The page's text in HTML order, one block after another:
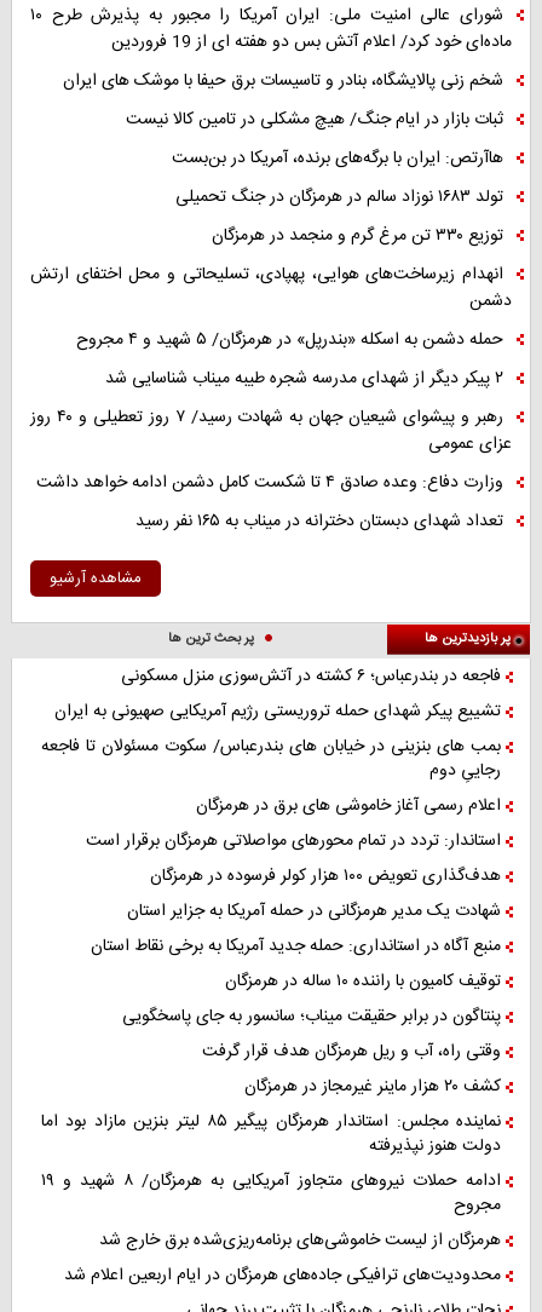
شورای عالی امنیت ملی: ایران آمریکا را مجبور به پذیرش طرح ۱۰
ماده‌ای خود کرد/ اعلام آتش بس دو هفته ای از 19 فروردین
شخم زنی پالایشگاه، بنادر و تاسیسات برق حیفا با موشک های ایران
ثبات بازار در ایام جنگ/ هیچ مشکلی در تامین کالا نیست
هاآرتص: ایران با برگه‌های برنده، آمریکا در بن‌بست
تولد ۱۶۸۳ نوزاد سالم در هرمزگان در جنگ تحمیلی
توزیع ۳۳۰ تن مرغ گرم و منجمد در هرمزگان
انهدام زیرساخت‌های هوایی، پهپادی، تسلیحاتی و محل اختفای ارتش
دشمن
حمله دشمن به اسکله «بندرپل» در هرمزگان/ ۵ شهید و ۴ مجروح
۲ پیکر دیگر از شهدای مدرسه شجره طیبه میناب شناسایی شد
رهبر و پیشوای شیعیان جهان به شهادت رسید/ ۷ روز تعطیلی و ۴۰ روز
عزای عمومی
وزارت دفاع: وعده صادق ۴ تا شکست کامل دشمن ادامه خواهد داشت
تعداد شهدای دبستان دخترانه در میناب به ۱۶۵ نفر رسید
مشاهده آرشیو
پر بازدیدترین ها پر بحث ترین ها
فاجعه در بندرعباس؛ ۶ کشته در آتش‌سوزی منزل مسکونی
تشییع پیکر شهدای حمله تروریستی رژیم آمریکایی صهیونی به ایران
بمب های بنزینی در خیابان های بندرعباس/ سکوت مسئولان تا فاجعه
رجاییِ دوم
اعلام رسمی آغاز خاموشی های برق در هرمزگان
استاندار: تردد در تمام محورهای مواصلاتی هرمزگان برقرار است
هدف‌گذاری تعویض ۱۰۰ هزار کولر فرسوده در هرمزگان
شهادت یک مدیر هرمزگانی در حمله آمریکا به جزایر استان
منبع آگاه در استانداری: حمله جدید آمریکا به برخی نقاط استان
توقیف کامیون با راننده ۱۰ ساله در هرمزگان
پنتاگون در برابر حقیقت میناب؛ سانسور به جای پاسخگویی
وقتی راه، آب و ریل هرمزگان هدف قرار گرفت
کشف ۲۰ هزار ماینر غیرمجاز در هرمزگان
نماینده مجلس: استاندار هرمزگان پیگیر ۸۵ لیتر بنزین مازاد بود اما
دولت هنوز نپذیرفته
ادامه حملات نیروهای متجاوز آمریکایی به هرمزگان/ ۸ شهید و ۱۹
مجروح
هرمزگان از لیست خاموشی‌های برنامه‌ریزی‌شده برق خارج شد
محدودیت‌های ترافیکی جاده‌های هرمزگان در ایام اربعین اعلام شد